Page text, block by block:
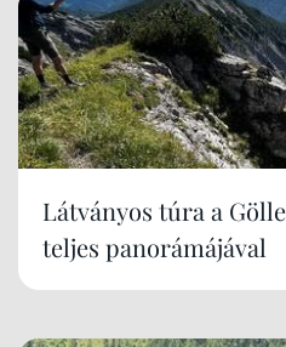
Látványos túra a
teljes panorámájával